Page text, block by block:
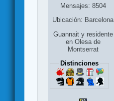
Mensajes: 8504
Ubicación: Barcelona
Guannait y residente
en Olesa de
Montserrat
Distinciones